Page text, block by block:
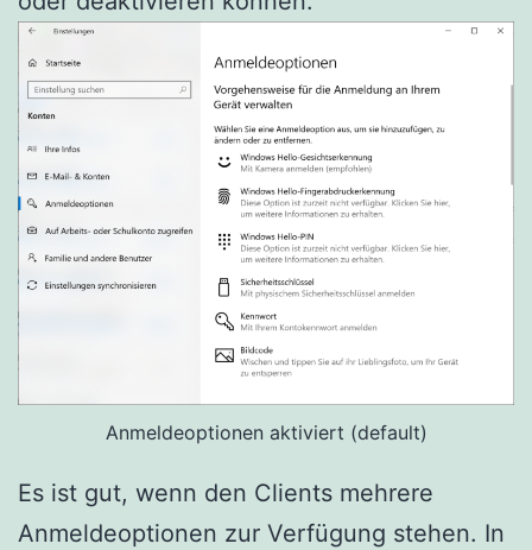
Anmeldeoptionen aktiviert (default)
Es ist gut, wenn den Clients mehrere
Anmeldeoptionen zur Verfügung stehen. In